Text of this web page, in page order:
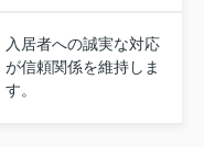
入居者への誠実な対応
が信頼関係を維持しま
す。